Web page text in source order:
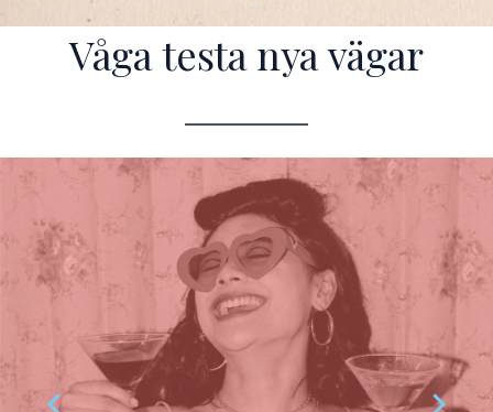
Våga testa nya vägar